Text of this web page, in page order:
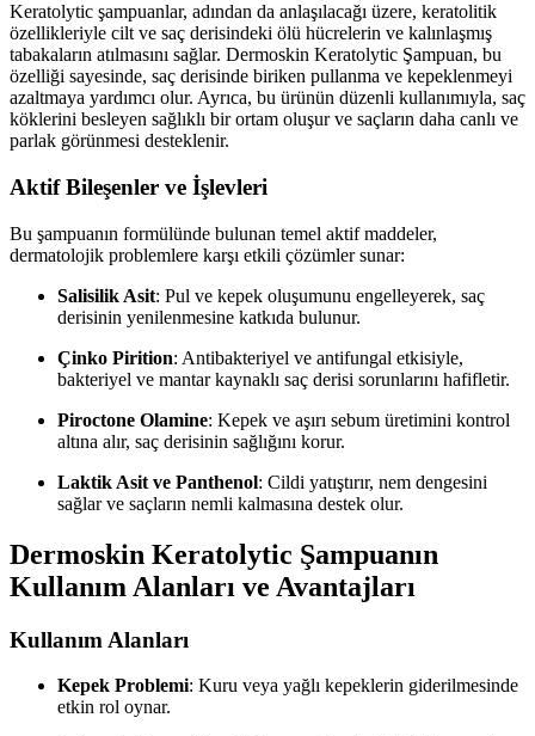
Keratolytic şampuanlar, adından da anlaşılacağı üzere, keratolitik
özellikleriyle cilt ve saç derisindeki ölü hücrelerin ve kalınlaşmış
tabakaların atılmasını sağlar. Dermoskin Keratolytic Şampuan, bu
özelliği sayesinde, saç derisinde biriken pullanma ve kepeklenmeyi
azaltmaya yardımcı olur. Ayrıca, bu ürünün düzenli kullanımıyla, saç
köklerini besleyen sağlıklı bir ortam oluşur ve saçların daha canlı ve
parlak görünmesi desteklenir.
Aktif Bileşenler ve İşlevleri
Bu şampuanın formülünde bulunan temel aktif maddeler,
dermatolojik problemlere karşı etkili çözümler sunar:
Salisilik Asit: Pul ve kepek oluşumunu engelleyerek, saç
derisinin yenilenmesine katkıda bulunur.
Çinko Pirition: Antibakteriyel ve antifungal etkisiyle,
bakteriyel ve mantar kaynaklı saç derisi sorunlarını hafifletir.
Piroctone Olamine: Kepek ve aşırı sebum üretimini kontrol
altına alır, saç derisinin sağlığını korur.
Laktik Asit ve Panthenol: Cildi yatıştırır, nem dengesini
sağlar ve saçların nemli kalmasına destek olur.
Dermoskin Keratolytic Şampuanın
Kullanım Alanları ve Avantajları
Kullanım Alanları
Kepek Problemi: Kuru veya yağlı kepeklerin giderilmesinde
etkin rol oynar.